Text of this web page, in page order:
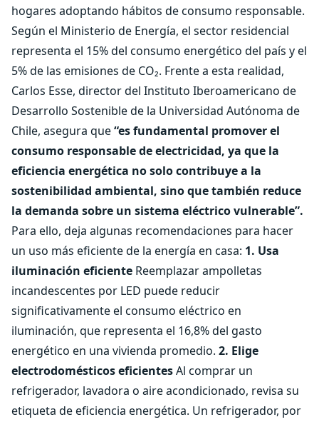
hogares adoptando hábitos de consumo responsable.
Según el Ministerio de Energía, el sector residencial
representa el 15% del consumo energético del país y el
5% de las emisiones de CO₂. Frente a esta realidad,
Carlos Esse, director del Instituto Iberoamericano de
Desarrollo Sostenible de la Universidad Autónoma de
Chile, asegura que“es fundamental promover el
consumo responsable de electricidad, ya que la
eficiencia energética no solo contribuye a la
sostenibilidad ambiental, sino que también reduce
la demanda sobre un sistema eléctrico vulnerable”.
Para ello, deja algunas recomendaciones para hacer
un uso más eficiente de la energía en casa: 1. Usa
iluminación eficiente Reemplazar ampolletas
incandescentes por LED puede reducir
significativamente el consumo eléctrico en
iluminación, que representa el 16,8% del gasto
energético en una vivienda promedio. 2. Elige
electrodomésticos eficientesAl comprar un
refrigerador, lavadora o aire acondicionado, revisa su
etiqueta de eficiencia energética. Un refrigerador, por